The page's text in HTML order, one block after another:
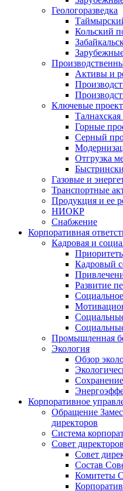
Геологоразведка
Кольский
Активы и
Ключевые
Талнахская
Горные
Серный
Отгрузка
Газовые и
Транспортные
Продукция и ее
НИОКР
Снабжение
Корпоративная
Кадровая и
Кадровый
Развитие
Промышленная
Экология
Обзор
Корпоративное
Обращение
директоров
Система
Совет
Совет
Состав
Комитеты